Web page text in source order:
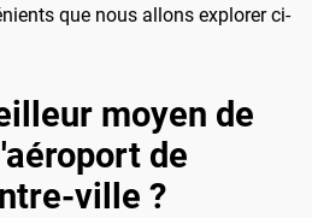
que nous allons explorer ci-
moyen de
de
ville ?